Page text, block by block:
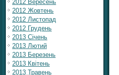
2012 Вересень
2012 Жовтень
2012 Листопад
2012 Грудень
2013 Січень
2013 Лютий
2013 Березень
2013 Квітень
2013 Травень